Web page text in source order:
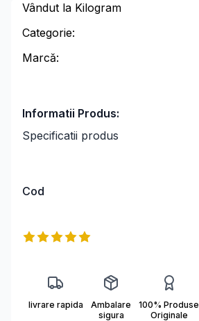
Vândut la Kilogram
Categorie:
Marcă:
Informatii Produs:
Specificatii produs
Cod
Informații produs
Reviews
5out of 5 stars
livrare rapida
Ambalare
sigura
100% Produse
Originale